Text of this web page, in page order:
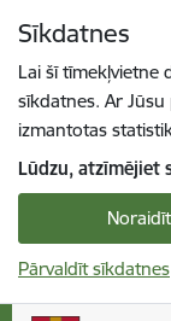
Sīkdatnes
Lai šī tīmekļvietne
sīkdatnes. Ar
izmantotas
Lūdzu, atzīmējiet
Noraidīt
Pārvaldīt sīkdatnes